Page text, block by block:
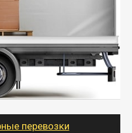
догруз
вещи от 200 кг в
попутно. Попутные
ИП и юрлиц обходятся
доставку
вещей по нужному
работ при перевозке.
перевозки